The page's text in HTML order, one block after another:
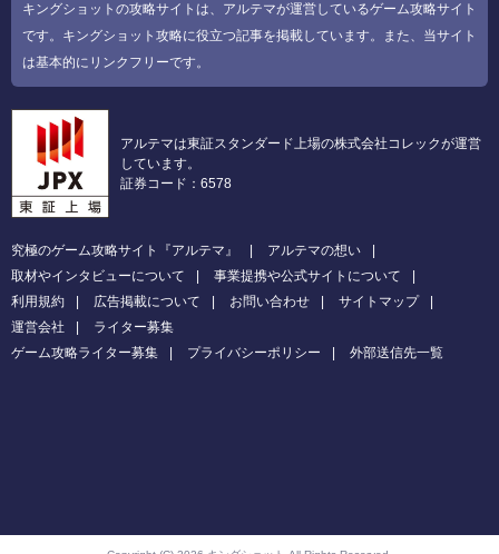
キングショットの攻略サイトは、アルテマが運営しているゲーム攻略サイト
です。キングショット攻略に役立つ記事を掲載しています。また、当サイト
は基本的にリンクフリーです。
アルテマは東証スタンダード上場の株式会社コレックが運営
しています。
証券コード：6578
究極のゲーム攻略サイト『アルテマ』
アルテマの想い
取材やインタビューについて
事業提携や公式サイトについて
利用規約
広告掲載について お問い合わせ
サイトマップ
運営会社
ライター募集
ゲーム攻略ライター募集
プライバシーポリシー 外部送信先一覧